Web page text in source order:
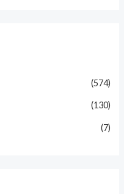
(574)
(130)
(7)